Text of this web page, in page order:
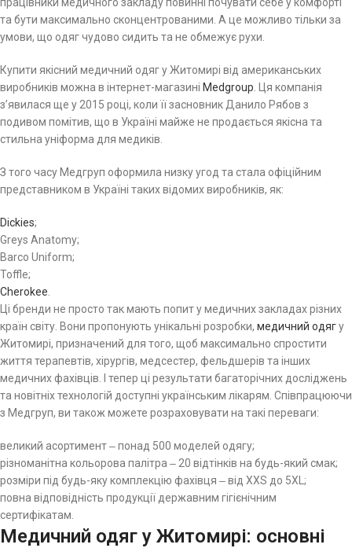
та бути максимально сконцентрованими. А це можливо тільки за
умови, що одяг чудово сидить та не обмежує рухи.
Купити якісний медичний одяг у Житомирі від американських
виробників можна в інтернет-магазині Medgroup . Ця компанія
з’явилася ще у 2015 році, коли її засновник Данило Рябов з
подивом помітив, що в Україні майже не продається якісна та
стильна уніформа для медиків.
З того часу Медгруп оформила низку угод та стала офіційним
представником в Україні таких відомих виробників, як:
Dickies;
Greys Anatomy;
Barco Uniform;
Toffle;
Cherokee
Ці бренди не просто так мають попит у медичних закладах різних
країн світу. Вони пропонують унікальні розробки, медичний одягу
Житомирі, призначений для того, щоб максимально спростити
життя терапевтів, хірургів, медсестер, фельдшерів та інших
медичних фахівців. І тепер ці результати багаторічних досліджень
та новітніх технологій доступні українським лікарям. Співпрацюючи
з Медгруп, ви також можете розраховувати на такі переваги:
великий асортимент ‒ понад 500 моделей одягу;
різноманітна кольорова палітра ‒ 20 відтінків на будь-який смак;
розміри під будь-яку комплекцію фахівця ‒ від XXS до 5XL;
повна відповідність продукції державним гігієнічним
сертифікатам.
Медичний одяг у Житомирі: основні